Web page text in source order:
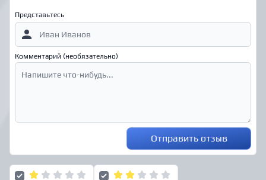
Представьтесь
Комментарий (необязательно)
Отправить отзыв